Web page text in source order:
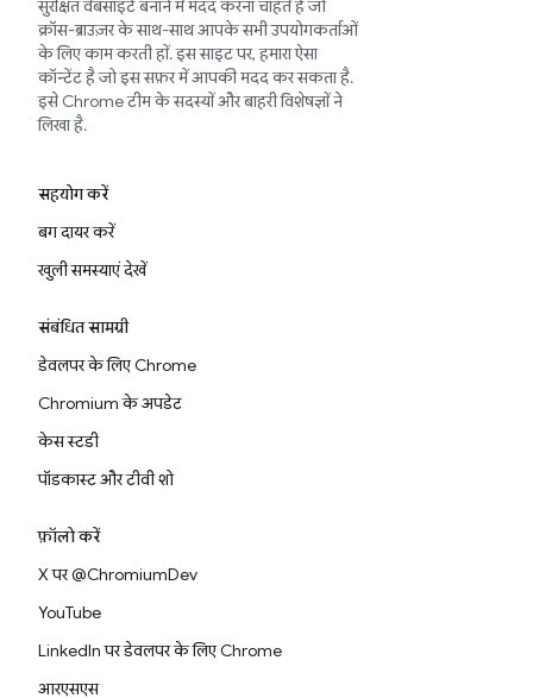
सुरक्षित वेबसाइटें बनाने में मदद करना चाहते हैं जो
क्रॉस-ब्राउज़र के साथ-साथ आपके सभी उपयोगकर्ताओं
के लिए काम करती हों. इस साइट पर, हमारा ऐसा
कॉन्टेंट है जो इस सफ़र में आपकी मदद कर सकता है.
इसे Chrome टीम के सदस्यों और बाहरी विशेषज्ञों ने
लिखा है.
सहयोग करें
बग दायर करें
खुली समस्याएं देखें
संबंधित सामग्री
डेवलपर के लिए Chrome
Chromium के अपडेट
केस स्टडी
पॉडकास्ट और टीवी शो
फ़ॉलो करें
X पर @ChromiumDev
YouTube
LinkedIn पर डेवलपर के लिए Chrome
आरएसएस